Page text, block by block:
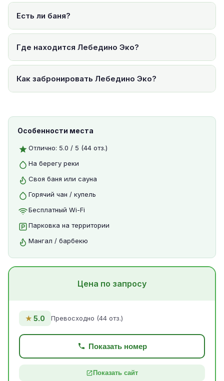
Есть ли баня?
Где находится Лебедино Эко?
Как забронировать Лебедино Эко?
Особенности места
Отлично: 5.0 / 5 (44 отз.)
На берегу реки
Своя баня или сауна
Горячий чан / купель
Бесплатный Wi-Fi
Парковка на территории
Мангал / барбекю
Цена по запросу
★ 5.0 Превосходно (44 отз.)
Показать номер
Показать сайт